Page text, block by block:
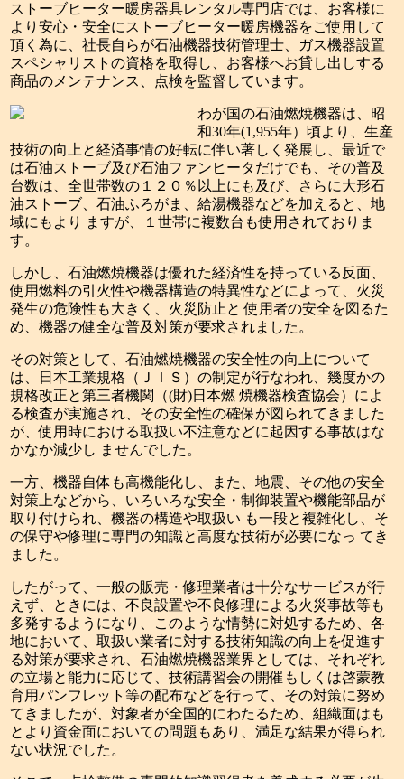
ストーブヒーター暖房器具レンタル専門店では、お客様に
より安心・安全にストーブヒーター暖房機器をご使用して
頂く為に、社長自らが石油機器技術管理士、ガス機器設置
スペシャリストの資格を取得し、お客様へお貸し出しする
商品のメンテナンス、点検を監督しています。
わが国の石油燃焼機器は、昭
和30年(1,955年）頃より、生産
技術の向上と経済事情の好転に伴い著しく発展し、最近で
は石油ストーブ及び石油ファンヒータだけでも、その普及
台数は、全世帯数の１２０％以上にも及び、さらに大形石
油ストーブ、石油ふろがま、給湯機器などを加えると、地
域にもより ますが、１世帯に複数台も使用されておりま
す。
しかし、石油燃焼機器は優れた経済性を持っている反面、
使用燃料の引火性や機器構造の特異性などによって、火災
発生の危険性も大きく、火災防止と 使用者の安全を図るた
め、機器の健全な普及対策が要求されました。
その対策として、石油燃焼機器の安全性の向上について
は、日本工業規格（ＪＩＳ）の制定が行なわれ、幾度かの
規格改正と第三者機関（(財)日本燃 焼機器検査協会）によ
る検査が実施され、その安全性の確保が図られてきました
が、使用時における取扱い不注意などに起因する事故はな
かなか減少し ませんでした。
一方、機器自体も高機能化し、また、地震、その他の安全
対策上などから、いろいろな安全・制御装置や機能部品が
取り付けられ、機器の構造や取扱い も一段と複雑化し、そ
の保守や修理に専門の知識と高度な技術が必要になっ てき
ました。
したがって、一般の販売・修理業者は十分なサービスが行
えず、ときには、不良設置や不良修理による火災事故等も
多発するようになり、このような情勢に対処するため、各
地において、取扱い業者に対する技術知識の向上を促進す
る対策が要求され、石油燃焼機器業界としては、それぞれ
の立場と能力に応じて、技術講習会の開催もしくは啓蒙教
育用パンフレット等の配布などを行って、その対策に努め
てきましたが、対象者が全国的にわたるため、組織面はも
とより資金面においての問題もあり、満足な結果が得られ
ない状況でした。